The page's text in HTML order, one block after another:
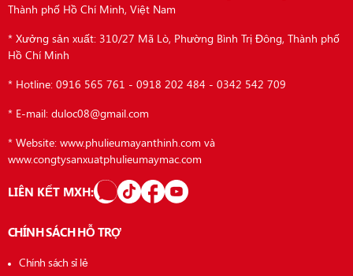
Thành phố Hồ Chí Minh, Việt Nam
* Xưởng sản xuất: 310/27 Mã Lò, Phường Bình Trị Đông, Thành phố
Hồ Chí Minh
* Hotline: 0916 565 761 - 0918 202 484 - 0342 542 709
* E-mail: duloc08@gmail.com
* Website: www.phulieumayanthinh.com và
www.congtysanxuatphulieumaymac.com
LIÊN KẾT MXH:
CHÍNH SÁCH HỖ TRỢ
Chính sách sỉ lẻ